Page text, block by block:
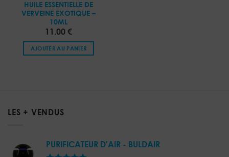
HUILE ESSENTIELLE DE
VERVEINE EXOTIQUE –
10ML
11.00 €
AJOUTER AU PANIER
LES + VENDUS
PURIFICATEUR D'AIR - BULDAIR